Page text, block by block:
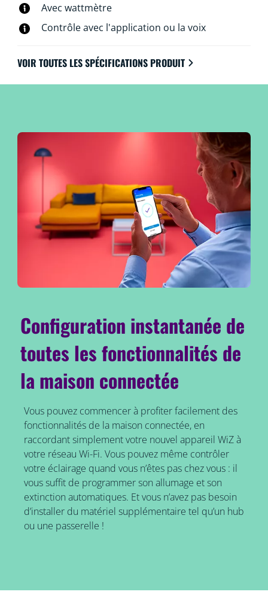
Avec wattmètre
Contrôle avec l'application ou la voix
VOIR TOUTES LES SPÉCIFICATIONS PRODUIT
Configuration instantanée de
toutes les fonctionnalités de
la maison connectée
Vous pouvez commencer à profiter facilement des
fonctionnalités de la maison connectée, en
raccordant simplement votre nouvel appareil WiZ à
votre réseau Wi-Fi. Vous pouvez même contrôler
votre éclairage quand vous n’êtes pas chez vous : il
vous suffit de programmer son allumage et son
extinction automatiques. Et vous n’avez pas besoin
d’installer du matériel supplémentaire tel qu’un hub
ou une passerelle !